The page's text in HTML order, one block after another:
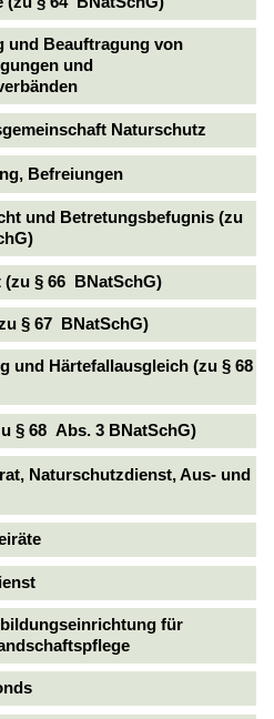
und Beauftragung von
und
Naturschutz
Befreiungen
und Betretungsbefugnis (zu
§ 66 BNatSchG)
§ 67 BNatSchG)
und Härtefallausgleich (zu § 68
§ 68 Abs. 3 BNatSchG)
Naturschutzdienst, Aus- und
für